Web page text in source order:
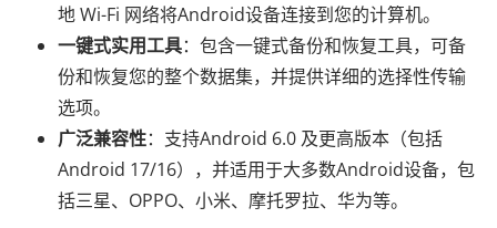
地 Wi-Fi 网络将Android设备连接到您的计算机。
一键式实用工具：包含一键式备份和恢复工具，可备
份和恢复您的整个数据集，并提供详细的选择性传输
选项。
广泛兼容性：支持Android 6.0 及更高版本（包括
Android 17/16），并适用于大多数Android设备，包
括三星、OPPO、小米、摩托罗拉、华为等。